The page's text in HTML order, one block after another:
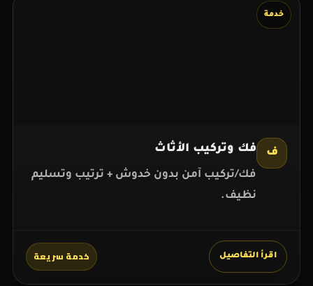
خدمة
ف فك وتركيب الأثاث
فك/تركيب آمن بدون خدوش + ترتيب وتسليم
نظيف.
اقرأ التفاصيل خدمة سريعة